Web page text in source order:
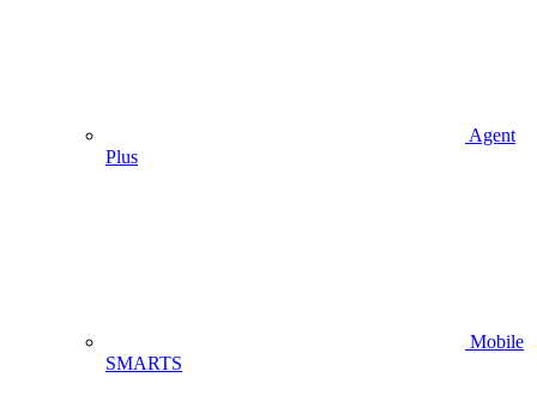
Agent
Plus
Mobile
SMARTS